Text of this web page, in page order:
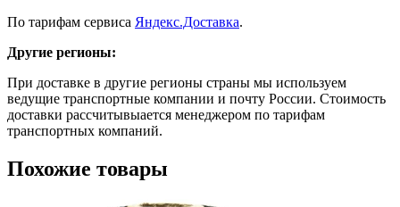
По тарифам сервиса Яндекс.Доставка.
Другие регионы:
При доставке в другие регионы страны мы используем
ведущие транспортные компании и почту России. Стоимость
доставки рассчитывыается менеджером по тарифам
транспортных компаний.
Похожие товары